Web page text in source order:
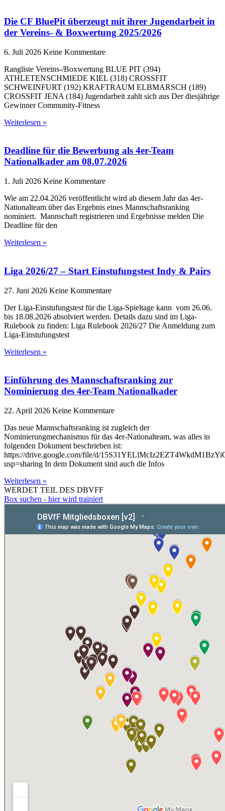
Die CF BluePit überzeugt mit ihrer Jugendarbeit in
der Vereins- & Boxwertung 2025/2026
6. Juli 2026 Keine Kommentare
Rangliste Vereins-/Boxwertung BLUE PIT (394)
ATHLETENSCHMIEDE KIEL (318) CROSSFIT
SCHWEINFURT (192) KRAFTRAUM ELBMARSCH (189)
CROSSFIT JENA (184) Jugendarbeit zahlt sich aus Der diesjährige
Gewinner Community-Fitness
Weiterlesen »
Deadline für die Bewerbung als 4er-Team
Nationalkader am 08.07.2026
1. Juli 2026 Keine Kommentare
Wie am 22.04.2026 veröffentlicht wird ab diesem Jahr das 4er-
Nationalteam über das Ergebnis eines Mannschaftsranking
nominiert. Mannschaft registrieren und Ergebnisse melden Die
Deadline für den
Weiterlesen »
Liga 2026/27 – Start Einstufungstest Indy & Pairs
27. Juni 2026 Keine Kommentare
Der Liga-Einstufungstest für die Liga-Spieltage kann vom 26.06.
bis 18.08.2026 absolviert werden. Details dazu sind im Liga-
Rulebook zu finden: Liga Rulebook 2026/27 Die Anmeldung zum
Liga-Einstufungstest
Weiterlesen »
Einführung des Mannschaftsranking zur
Nominierung des 4er-Team Nationalkader
22. April 2026 Keine Kommentare
Das neue Mannschaftsranking ist zugleich der
Nominierungmechanismus für das 4er-Nationalteam, was alles in
folgenden Dokument beschrieben ist:
https://drive.google.com/file/d/
usp=sharing In dem Dokument sind auch die Infos
Weiterlesen »
WERDET TEIL DES DBVFF
Box suchen - hier wird trainiert